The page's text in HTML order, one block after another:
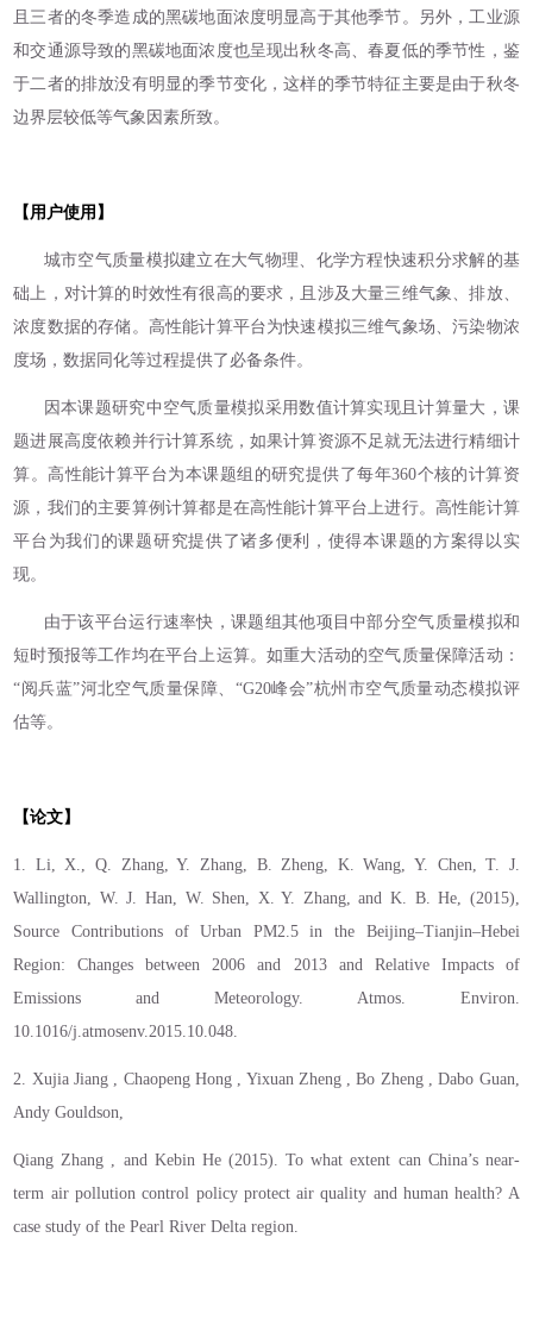
且三者的冬季造成的黑碳地面浓度明显高于其他季节。另外，工业源
和交通源导致的黑碳地面浓度也呈现出秋冬高、春夏低的季节性，鉴
于二者的排放没有明显的季节变化，这样的季节特征主要是由于秋冬
边界层较低等气象因素所致。
【用户使用】
城市空气质量模拟建立在大气物理、化学方程快速积分求解的基
础上，对计算的时效性有很高的要求，且涉及大量三维气象、排放、
浓度数据的存储。高性能计算平台为快速模拟三维气象场、污染物浓
度场，数据同化等过程提供了必备条件。
因本课题研究中空气质量模拟采用数值计算实现且计算量大，课
题进展高度依赖并行计算系统，如果计算资源不足就无法进行精细计
算。高性能计算平台为本课题组的研究提供了每年360个核的计算资
源，我们的主要算例计算都是在高性能计算平台上进行。高性能计算
平台为我们的课题研究提供了诸多便利，使得本课题的方案得以实
现。
由于该平台运行速率快，课题组其他项目中部分空气质量模拟和
短时预报等工作均在平台上运算。如重大活动的空气质量保障活动：
“阅兵蓝”河北空气质量保障、“G20峰会”杭州市空气质量动态模拟评
估等。
【论文】
1. Li, X., Q. Zhang, Y. Zhang, B. Zheng, K. Wang, Y. Chen, T. J.
Wallington, W. J. Han, W. Shen, X. Y. Zhang, and K. B. He, (2015),
Source Contributions of Urban PM2.5 in the Beijing–Tianjin–Hebei
Region: Changes between 2006 and 2013 and Relative Impacts of
Emissions and Meteorology. Atmos. Environ.
10.1016/j.atmosenv.2015.10.048.
2. Xujia Jiang , Chaopeng Hong , Yixuan Zheng , Bo Zheng , Dabo Guan,
Andy Gouldson,
Qiang Zhang , and Kebin He (2015). To what extent can China’s near-
term air pollution control policy protect air quality and human health? A
case study of the Pearl River Delta region.